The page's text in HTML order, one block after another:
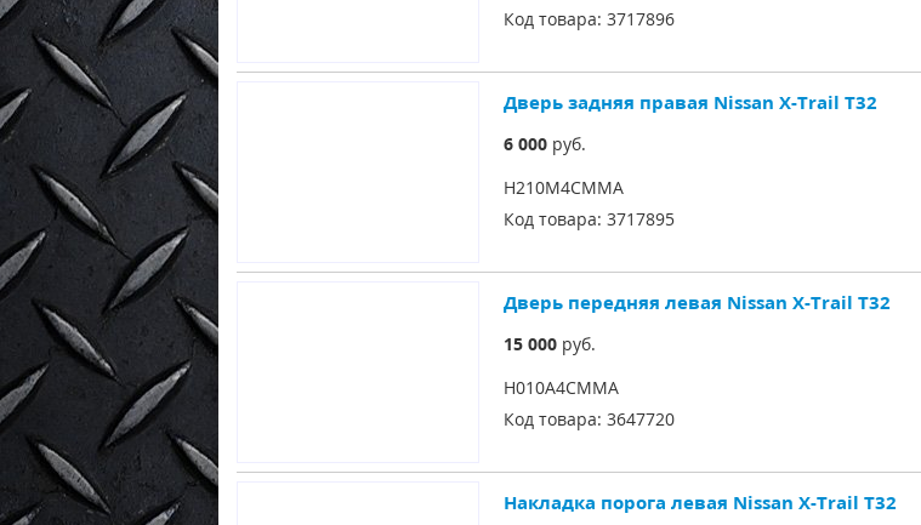
Код товара: 3717896
Дверь задняя правая Nissan X-Trail T32
6 000руб.
H210M4CMMA
Код товара: 3717895
Дверь передняя левая Nissan X-Trail T32
15 000руб.
H010A4CMMA
Код товара: 3647720
Накладка порога левая Nissan X-Trail T32